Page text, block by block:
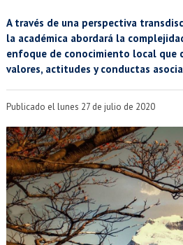
EXTENSIÓN
Académicos
Egresados
A través de una perspectiva
la académica abordará la
enfoque de conocimiento local que
valores, actitudes y conductas
Publicado el lunes 27 de julio de 2020